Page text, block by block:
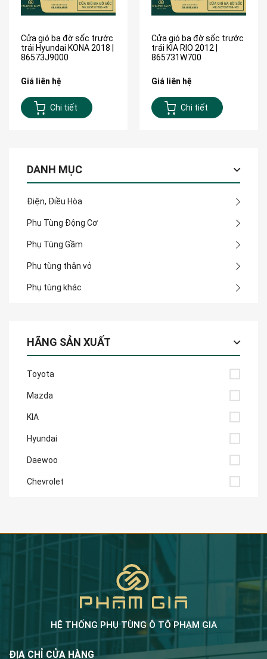
DANH MỤC
Điện, Điều Hòa
Phụ Tùng Động Cơ
Phụ Tùng Gầm
Phụ tùng thân vỏ
Phụ tùng khác
HÃNG SẢN XUẤT
Toyota
Mazda
KIA
Hyundai
Daewoo
Chevrolet
Cửa gió ba đờ sốc trước
trái Hyundai KONA 2018 |
86573J9000
Giá liên hệ
Chi tiết
Cửa gió ba đờ sốc trước
trái KIA RIO 2012 |
865731W700
Giá liên hệ
Chi tiết
HỆ THỐNG PHỤ TÙNG Ô TÔ PHẠM GIA
ĐỊA CHỈ CỬA HÀNG